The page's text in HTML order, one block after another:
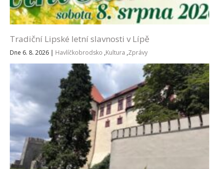
Tradiční Lipské letní slavnosti v Lípě
Dne 6. 8. 2026 | Havlíčkobrodsko ,Kultura ,Zprávy